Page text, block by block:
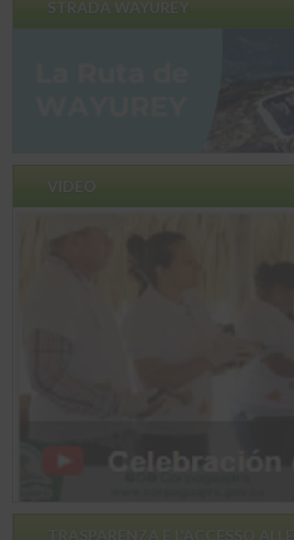
STRADA WAYUREY
VIDEO